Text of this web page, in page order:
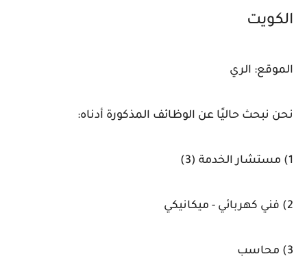
الكويت
الموقع: الري
نحن نبحث حاليًا عن الوظائف المذكورة أدناه:
1) مستشار الخدمة (3)
2) فني كهربائي - ميكانيكي
3) محاسب